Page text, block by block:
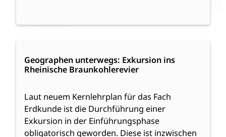
Geographen unterwegs: Exkursion ins
Rheinische Braunkohlerevier
Laut neuem Kernlehrplan für das Fach
Erdkunde ist die Durchführung einer
Exkursion in der Einführungsphase
obligatorisch geworden. Diese ist inzwischen
Geographen
unterwegs:
ins
Rheinische
Braunkohlerevier